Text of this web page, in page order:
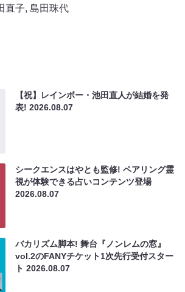
直子, 島田珠代
【祝】レインボー・池田直人が結婚を発
表!2026.08.07
シークエンスはやとも監修! ペアリング霊
視が体験できる占いコンテンツ登場
2026.08.07
バカリズム脚本! 舞台『ノンレムの窓』
vol.2のFANYチケット1次先行受付スター
ト2026.08.07